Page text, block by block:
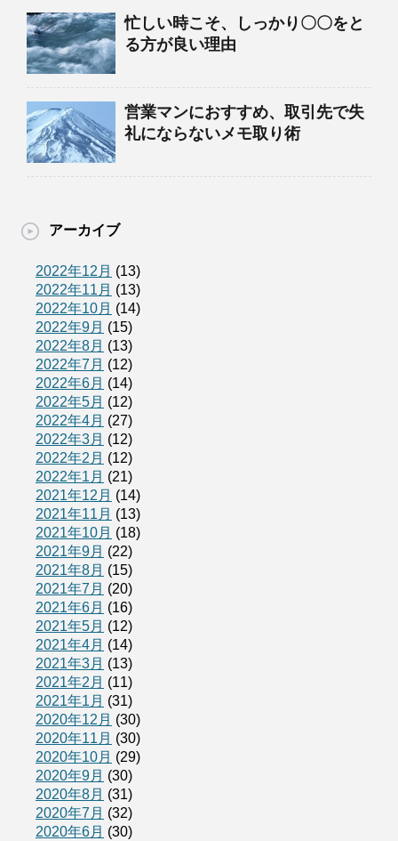
忙しい時こそ、しっかり〇〇をと
る方が良い理由
営業マンにおすすめ、取引先で失
礼にならないメモ取り術
アーカイブ
2022年12月 (13)
2022年11月 (13)
2022年10月 (14)
2022年9月 (15)
2022年8月 (13)
2022年7月 (12)
2022年6月 (14)
2022年5月 (12)
2022年4月 (27)
2022年3月 (12)
2022年2月 (12)
2022年1月 (21)
2021年12月 (14)
2021年11月 (13)
2021年10月 (18)
2021年9月 (22)
2021年8月 (15)
2021年7月 (20)
2021年6月 (16)
2021年5月 (12)
2021年4月 (14)
2021年3月 (13)
2021年2月 (11)
2021年1月 (31)
2020年12月 (30)
2020年11月 (30)
2020年10月 (29)
2020年9月 (30)
2020年8月 (31)
2020年7月 (32)
2020年6月 (30)